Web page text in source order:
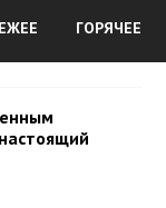
ГОРЯЧЕЕ